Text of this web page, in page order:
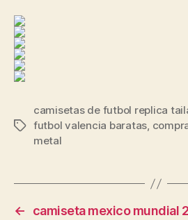
Etiquetas
camisetas de futbol replica
futbol valencia baratas,
metal
←
camiseta mexico mundial